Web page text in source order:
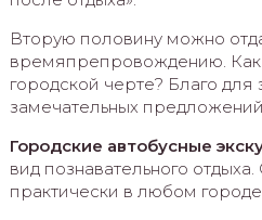
Вторую половину можно
времяпрепровождению.
городской черте? Благо для
замечательных
Городские автобусные
вид познавательного
практически в любом